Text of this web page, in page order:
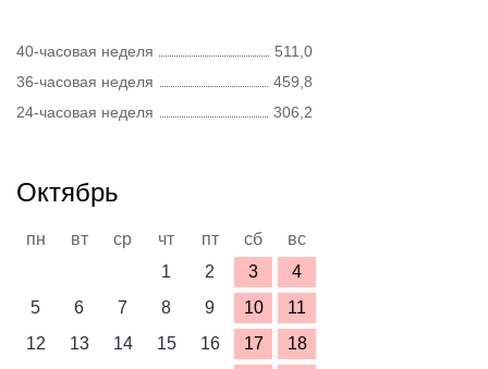
40-часовая неделя
511,0
36-часовая неделя
459,8
24-часовая неделя
306,2
Октябрь
пн вт ср чт пт сб
вс
1
2 3
4
5
6 7 8 9 10
11
12
13 14 15 16 17
18